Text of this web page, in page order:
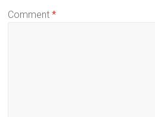
Comment*